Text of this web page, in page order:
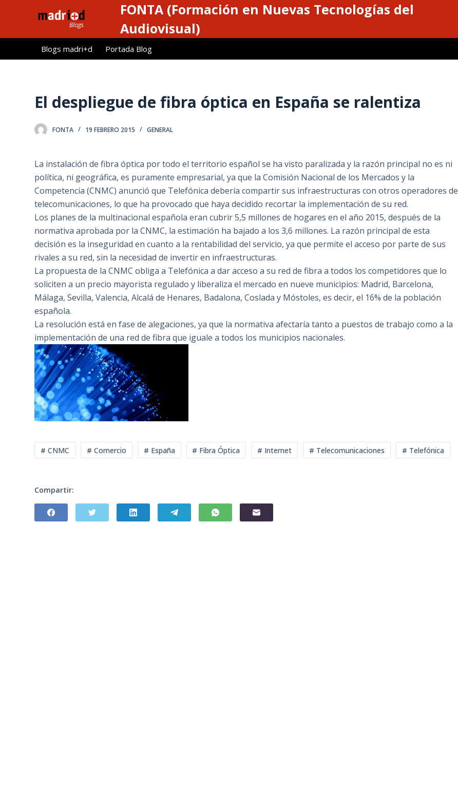
l
FONTA (Formación en Nuevas Tecnologías del
Audiovisual)
Blogs madri+d Portada Blog
El despliegue de fibra óptica en España se ralentiza
FONTA 19 FEBRERO 2015 GENERAL
La instalación de fibra óptica por todo el territorio español se ha visto paralizada y la razón principal no es ni
política, ni geográfica, es puramente empresarial, ya que la Comisión Nacional de los Mercados y la
Competencia (CNMC) anunció que Telefónica debería compartir sus infraestructuras con otros operadores de
telecomunicaciones, lo que ha provocado que haya decidido recortar la implementación de su red.
Los planes de la multinacional española eran cubrir 5,5 millones de hogares en el año 2015, después de la
normativa aprobada por la CNMC, la estimación ha bajado a los 3,6 millones. La razón principal de esta
decisión es la inseguridad en cuanto a la rentabilidad del servicio, ya que permite el acceso por parte de sus
rivales a su red, sin la necesidad de invertir en infraestructuras.
La propuesta de la CNMC obliga a Telefónica a dar acceso a su red de fibra a todos los competidores que lo
soliciten a un precio mayorista regulado y liberaliza el mercado en nueve municipios: Madrid, Barcelona,
Málaga, Sevilla, Valencia, Alcalá de Henares, Badalona, Coslada y Móstoles, es decir, el 16% de la población
española.
La resolución está en fase de alegaciones, ya que la normativa afectaría tanto a puestos de trabajo como a la
implementación de una red de fibra que iguale a todos los municipios nacionales.
# CNMC # Comercio # España # Fibra Óptica # Internet # Telecomunicaciones # Telefónica
Compartir: